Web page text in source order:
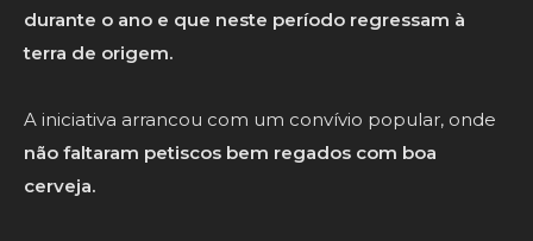
durante o ano e que neste período regressam à
terra de origem.
A iniciativa arrancou com um convívio popular, onde
não faltaram petiscos bem regados com boa
cerveja.